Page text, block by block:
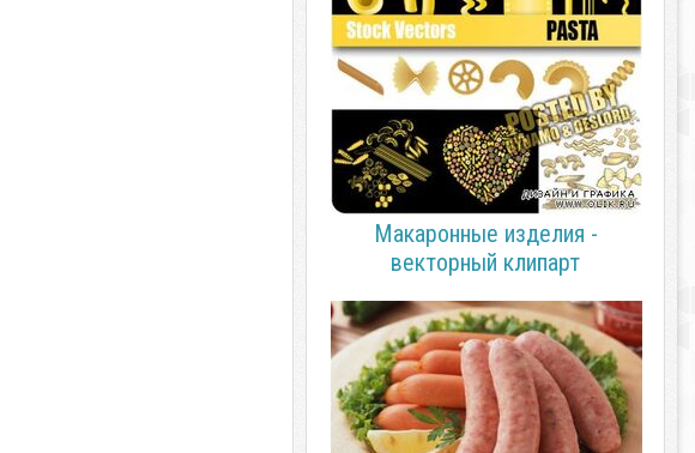
Макаронные изделия -
векторный клипарт